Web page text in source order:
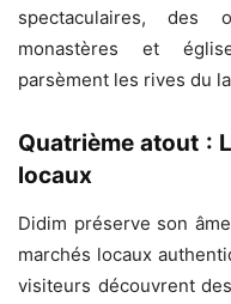
spectaculaires, des
monastères et
parsèment les rives du
Quatrième atout :
locaux
Didim préserve son
marchés locaux
visiteurs découvrent